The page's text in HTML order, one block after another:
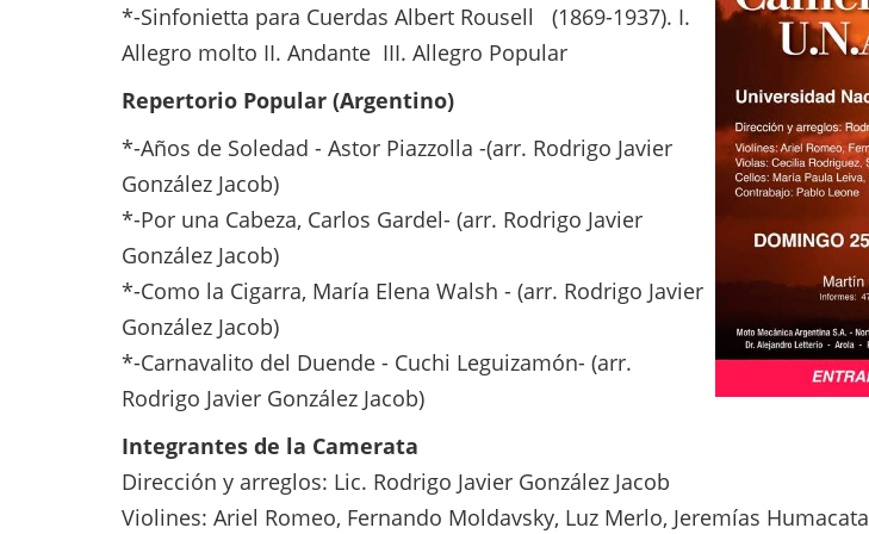
*-Sinfonietta para Cuerdas Albert Rousell (1869-1937). I.
Allegro molto II. Andante III. Allegro Popular
Repertorio Popular (Argentino)
*-Años de Soledad - Astor Piazzolla -(arr. Rodrigo Javier
González Jacob)
*-Por una Cabeza, Carlos Gardel- (arr. Rodrigo Javier
González Jacob)
*-Como la Cigarra, María Elena Walsh - (arr. Rodrigo Javier
González Jacob)
*-Carnavalito del Duende - Cuchi Leguizamón- (arr.
Rodrigo Javier González Jacob)
Integrantes de la Camerata
Dirección y arreglos: Lic. Rodrigo Javier González Jacob
Violines: Ariel Romeo, Fernando Moldavsky, Luz Merlo, Jeremías Humacata